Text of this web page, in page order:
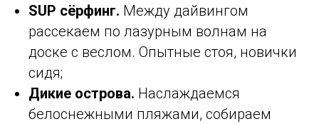
SUP сёрфинг. Между дайвингом
рассекаем по лазурным волнам на
доске с веслом. Опытные стоя, новички
сидя;
Дикие острова. Наслаждаемся
белоснежными пляжами, собираем